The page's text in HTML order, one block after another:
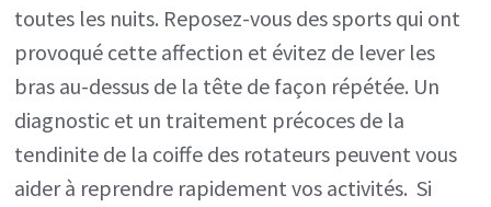
toutes les nuits. Reposez-vous des sports qui ont
provoqué cette affection et évitez de lever les
bras au-dessus de la tête de façon répétée. Un
diagnostic et un traitement précoces de la
tendinite de la coiffe des rotateurs peuvent vous
aider à reprendre rapidement vos activités. Si